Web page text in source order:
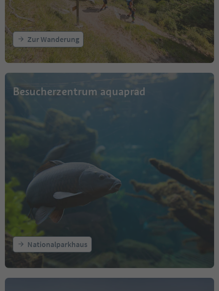
Zur Wanderung
Besucherzentrum aquaprad
Nationalparkhaus